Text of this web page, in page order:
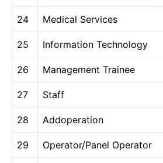
24 Medical Services
25 Information Technology
26 Management Trainee
27 Staff
28 Addoperation
29 Operator/Panel Operator